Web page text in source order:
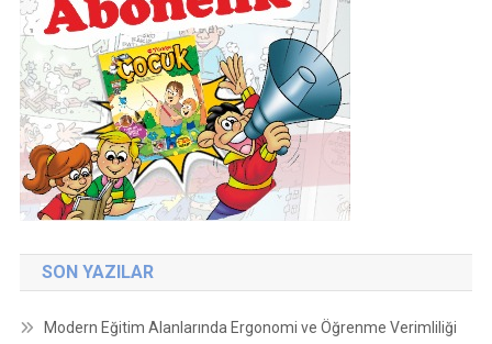
SON YAZILAR
Modern Eğitim Alanlarında Ergonomi ve Öğrenme Verimliliği